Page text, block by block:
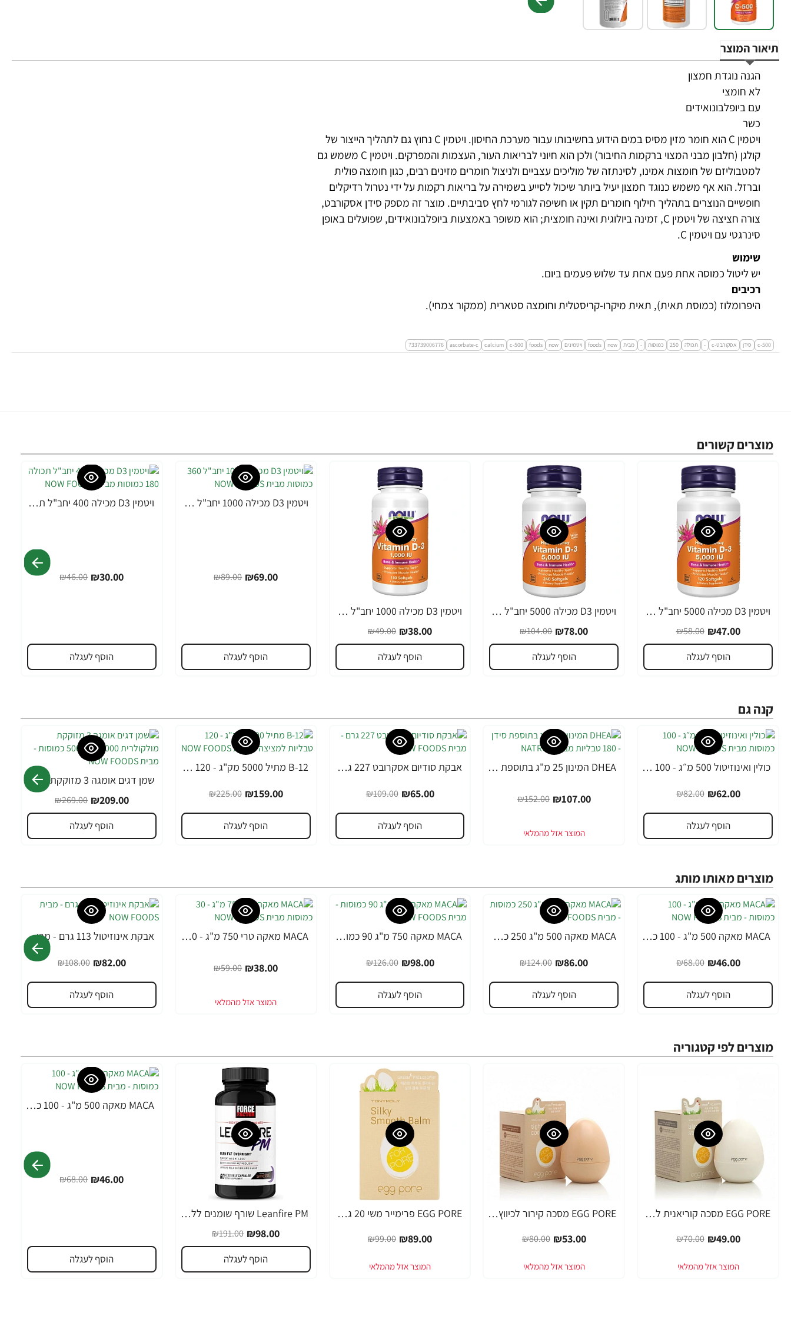
תיאור המוצר
הגנה נוגדת חמצון
לא חומצי
עם ביופלבונואידים
כשר
ויטמין C הוא חומר מזין מסיס במים הידוע בחשיבותו עבור מערכת החיסון. ויטמין C נחוץ גם לתהליך הייצור של
קולגן (חלבון מבני המצוי ברקמות החיבור) ולכן הוא חיוני לבריאות העור, העצמות והמפרקים. ויטמין C משמש גם
למטבוליזם של חומצות אמינו, לסינתזה של מוליכים עצביים ולניצול חומרים מזינים רבים, כגון חומצה פולית
וברזל. הוא אף משמש כנוגד חמצון יעיל ביותר שיכול לסייע בשמירה על בריאות רקמות על ידי נטרול רדיקלים
חופשיים הנוצרים בתהליך חילוף חומרים תקין או חשיפה לגורמי לחץ סביבתיים. מוצר זה מספק סידן אסקורבט,
צורה חציצה של ויטמין C, זמינה ביולוגית ואינה חומצית; הוא משופר באמצעות ביופלבונואידים, שפועלים באופן
סינרגטי עם ויטמין C.
שימוש
יש ליטול כמוסה אחת פעם אחת עד שלוש פעמים ביום.
רכיבים
היפרומלוז (כמוסת תאית), תאית מיקרו-קריסטלית וחומצה סטארית (ממקור צמחי).
c-500 סידן אסקורבט-c - תכולה 250 כמוסות - מבית now
foods ויטמינים now
foods
c-500
calcium
ascorbate-c
733739006776
מוצרים קשורים
-19%
ויטמין D3 מכילה 5000 יחב"ל 120 כמוסות מבית NOW FOODS
₪47.00
₪58.00
הוסף לעגלה
-25%
ויטמין D3 מכילה 5000 יחב"ל 240 כמוסות - מבית NOW FOODS
₪78.00
₪104.00
הוסף לעגלה
-22%
ויטמין D3 מכילה 1000 יחב"ל תכולה 180 כמוסות - מבית NOW FOODS
₪38.00
₪49.00
הוסף לעגלה
-22% ויטמין D3 מכילה 1000 יחב"ל 360 כמוסות מבית NOW FOODS
₪69.00
₪89.00
הוסף לעגלה
-35% ויטמין D3 מכילה 400 יחב"ל תכולה 180 כמוסות מבית NOW FOODS
₪30.00
₪46.00
הוסף לעגלה
קנה גם
-24%
כולין ואינוזיטול 500 מ״ג - 100 כמוסות מבית NOW FOODS
₪62.00
₪82.00
הוסף לעגלה
-30% DHEA המינון 25 מ"ג בתוספת סידן - 180 טבליות מבית NATROL
₪107.00
₪152.00
-40%
אבקת סודיום אסקרובט 227 גרם - מבית NOW FOODS
₪65.00
₪109.00
הוסף לעגלה
-29%
B-12 מתיל 5000 מק"ג - 120 טבליות למציצה - מבית NOW FOODS
₪159.00
₪225.00
הוסף לעגלה
-22%
שמן דגים אומגה 3 מזוקקת מולקולרית 2,000 מ"ג 500 כמוסות - מבית NOW FOODS
₪209.00
₪269.00
הוסף לעגלה
מוצרים מאותו מותג
-32%
MACA מאקה 500 מ"ג - 100 כמוסות - מבית NOW FOODS
₪46.00
₪68.00
הוסף לעגלה
-31%
MACA מאקה 500 מ"ג 250 כמוסות - מבית NOW FOODS
₪86.00
₪124.00
הוסף לעגלה
-22%
MACA מאקה 750 מ"ג 90 כמוסות - מבית NOW FOODS
₪98.00
₪126.00
הוסף לעגלה
-36% MACA מאקה טרי 750 מ"ג - 30 כמוסות מבית NOW FOODS
₪38.00
₪59.00
-24%
אבקת אינוזיטול 113 גרם - מבית NOW FOODS
₪82.00
₪108.00
הוסף לעגלה
מוצרים לפי קטגוריה
-30%
EGG PORE מסכה קוריאנית לניקוי ראשים שחורים 30 גרם - מבית Tony Moly
₪49.00
₪70.00
-34%
EGG PORE מסכה קירור לכיווץ נקבוביות 30 גרם - מבית Tony Moly
₪53.00
₪80.00
-10%
EGG PORE פרימייר משי 20 גרם - מבית Tony Moly
₪89.00
₪99.00
-49%
Leanfire PM שורף שומנים ללילה 60 כמוסות צמחיות - מבית Force Factor
₪98.00
₪191.00
הוסף לעגלה
-32% MACA מאקה 500 מ"ג - 100 כמוסות - מבית NOW FOODS
₪46.00
₪68.00
הוסף לעגלה